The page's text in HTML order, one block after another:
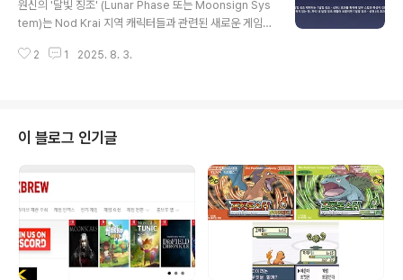
만, 라우마는 스스로 피해량도 괜찮은 캐릭터이기 때문에,
치: 치명타율 60%+, 치명타 피해 120%+, 원소 마스터리
원신의 '달빛 징조' (Lunar Phase 또는 Moonsign Sys
tem)는 Nod Krai 지역 캐릭터들과 관련된 새로운 게임
은 논의와 우려를 불러일으키고 있다.다음은 달빛 징조에
의 유물 세트의 전체 능력치를 활성화하거나 , 캐릭터 스킬
의 핵심적인 부분을 발동시키는 데 필수적이다.예를 들어,
Flins의 패시브는 '승천하는 달(ascendant moon)' 상태
에서만 발동하고, Lauma는 Nod Krai 캐릭터 수에 따라
3가지 다른 효과를 가진다.유출된 정보에 따르면, 달빛..
2 1 2025. 8. 3.
이 블로그 인기글